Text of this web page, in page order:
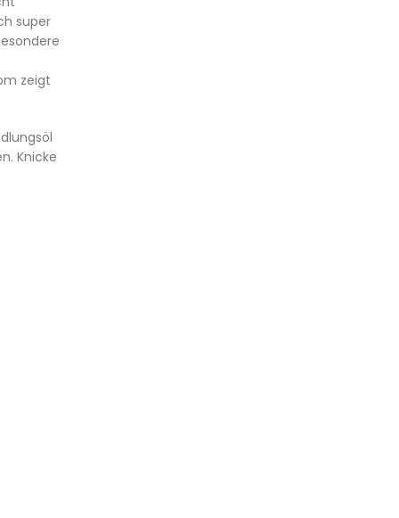
super
zeigt
Knicke